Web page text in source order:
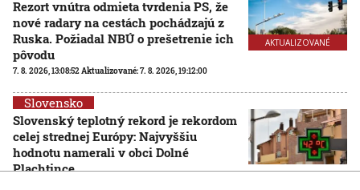
AKTUALIZOVANÉ
Rezort vnútra odmieta tvrdenia PS, že
nové radary na cestách pochádzajú z
Ruska. Požiadal NBÚ o prešetrenie ich
pôvodu
7. 8. 2026, 13:08:52 Aktualizované:7. 8. 2026, 19:12:00
Slovensko
Slovenský teplotný rekord je rekordom
celej strednej Európy: Najvyššiu
hodnotu namerali v obci Dolné
Plachtince